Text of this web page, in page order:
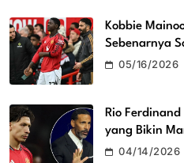
Kobbie
Sebenarnya
05/16/2026
Rio
yang Bikin
04/14/2026